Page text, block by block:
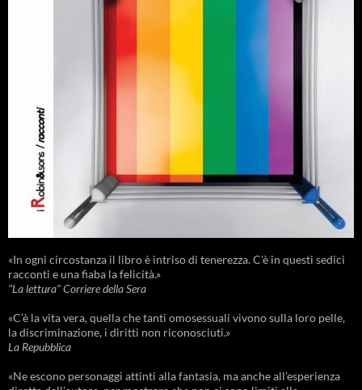
«In ogni circostanza il libro è intriso di tenerezza. C'è in questi sedici
racconti e una fiaba la felicità.»
"La lettura" Corriere della Sera
«C’è la vita vera, quella che tanti omosessuali vivono sulla loro pelle,
la discriminazione, i diritti non riconosciuti.»
La Repubblica
«Ne escono personaggi attinti alla fantasia, ma anche all’esperienza